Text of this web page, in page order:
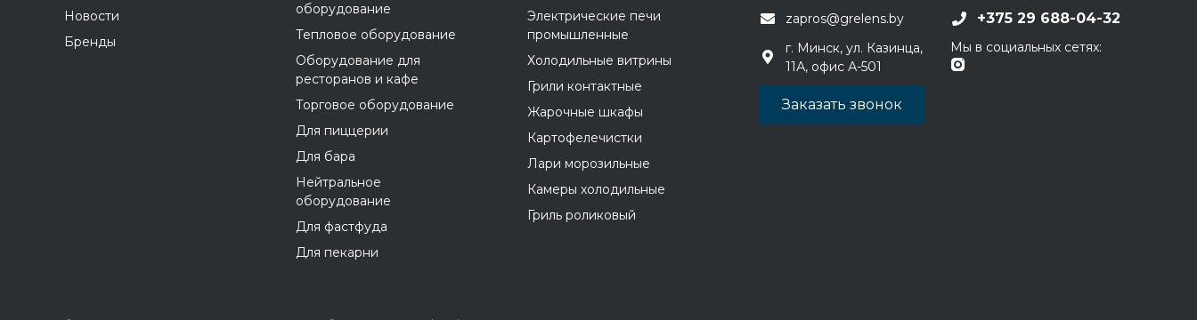
Новости
Бренды
оборудование
Тепловое оборудование
Оборудование для
ресторанов и кафе
Торговое оборудование
Для пиццерии
Для бара
Нейтральное
оборудование
Для фастфуда
Для пекарни
Электрические печи
промышленные
Холодильные витрины
Грили контактные
Жарочные шкафы
Картофелечистки
Лари морозильные
Камеры холодильные
Гриль роликовый
zapros@grelens.by +375 29 688-04-32
г. Минск, ул. Казинца,
11А, офис А-501
Мы в социальных сетях:
Заказать звонок